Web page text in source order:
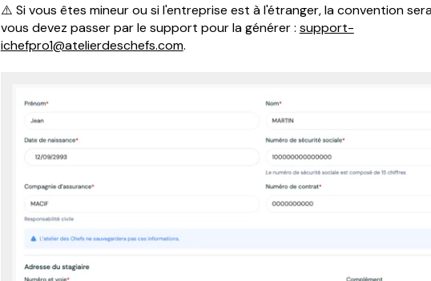
⚠️ Si vous êtes mineur ou si l'entreprise est à l'étranger, la convention
vous devez passer par le support pour la générer : support-
ichefpro1@atelierdeschefs.com.